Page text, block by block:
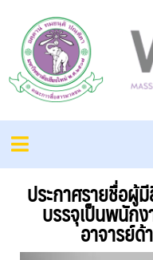
ประกาศรายชื่อผู้
บรรจุเป็นพนัก
อาจารย์